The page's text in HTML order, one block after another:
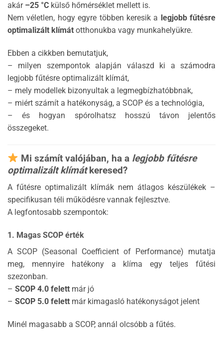
akár –25 °C külső hőmérséklet mellett is.
Nem véletlen, hogy egyre többen keresik a legjobb fűtésre
optimalizált klímát otthonukba vagy munkahelyükre.
Ebben a cikkben bemutatjuk,
– milyen szempontok alapján válaszd ki a számodra
legjobb fűtésre optimalizált klímát,
– mely modellek bizonyultak a legmegbízhatóbbnak,
– miért számít a hatékonyság, a SCOP és a technológia,
– és hogyan spórolhatsz hosszú távon jelentős
összegeket.
Mi számít valójában, ha a legjobb fűtésre
optimalizált klímátkeresed?
A fűtésre optimalizált klímák nem átlagos készülékek –
specifikusan téli működésre vannak fejlesztve.
A legfontosabb szempontok:
1. Magas SCOP érték
A SCOP (Seasonal Coefficient of Performance) mutatja
meg, mennyire hatékony a klíma egy teljes fűtési
szezonban.
– SCOP 4.0 felett már jó
– SCOP 5.0 felett már kimagasló hatékonyságot jelent
Minél magasabb a SCOP, annál olcsóbb a fűtés.